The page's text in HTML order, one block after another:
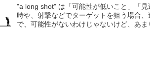
"a long shot" は「可能性が低いこと」「
時や、射撃などでターゲットを狙う場合
で、可能性がないわけじゃないけど、あ